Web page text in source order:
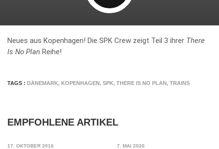
Neues aus Kopenhagen! Die SPK Crew zeigt Teil 3 ihrer There
Is No Plan Reihe!
TAGS : DÄNEMARK, KOPENHAGEN, SPK, THERE IS NO PLAN, TRAINS
EMPFOHLENE ARTIKEL
17. OKTOBER 2016 7. MAI 2020